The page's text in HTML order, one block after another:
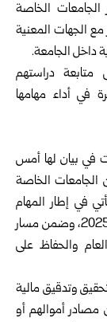
الجامعات الخاصة
مع الجهات المعنية
داخل الجامعة.‏
متابعة دراستهم
في أداء مهامها
في بيان لها أمس
الجامعات الخاصة
في إطار المهام
الموكلة إليها بموجب القرار الرئاسي رقم /13/ لعام ‌‏2025، وضمن مسار
والحفاظ على
وتدقيق مالية
أموالهم أو